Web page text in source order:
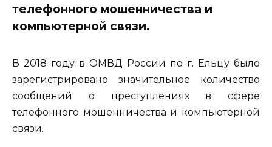
телефонного мошенничества и
компьютерной связи.
В 2018 году в ОМВД России по г. Ельцу было
зарегистрировано значительное количество
сообщений о преступлениях в сфере
телефонного мошенничества и компьютерной
связи.